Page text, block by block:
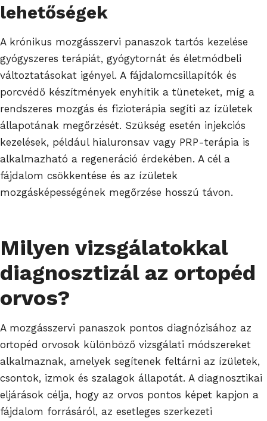
lehetőségek
A krónikus mozgásszervi panaszok tartós kezelése
gyógyszeres terápiát, gyógytornát és életmódbeli
változtatásokat igényel. A fájdalomcsillapítók és
porcvédő készítmények enyhítik a tüneteket, míg a
rendszeres mozgás és fizioterápia segíti az ízületek
állapotának megőrzését. Szükség esetén injekciós
kezelések, például hialuronsav vagy PRP-terápia is
alkalmazható a regeneráció érdekében. A cél a
fájdalom csökkentése és az ízületek
mozgásképességének megőrzése hosszú távon.
Milyen vizsgálatokkal
diagnosztizál az ortopéd
orvos?
A mozgásszervi panaszok pontos diagnózisához az
ortopéd orvosok különböző vizsgálati módszereket
alkalmaznak, amelyek segítenek feltárni az ízületek,
csontok, izmok és szalagok állapotát. A diagnosztikai
eljárások célja, hogy az orvos pontos képet kapjon a
fájdalom forrásáról, az esetleges szerkezeti